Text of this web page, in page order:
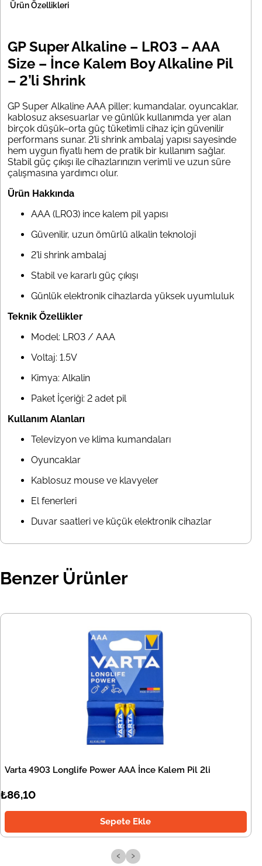
Ürün Özellikleri
GP Super Alkaline – LR03 – AAA
Size – İnce Kalem Boy Alkaline Pil
– 2’li Shrink
GP Super Alkaline AAA piller; kumandalar, oyuncaklar,
kablosuz aksesuarlar ve günlük kullanımda yer alan
birçok düşük–orta güç tüketimli cihaz için güvenilir
performans sunar. 2’li shrink ambalaj yapısı sayesinde
hem uygun fiyatlı hem de pratik bir kullanım sağlar.
Stabil güç çıkışı ile cihazlarınızın verimli ve uzun süre
çalışmasına yardımcı olur.
Ürün Hakkında
AAA (LR03) ince kalem pil yapısı
Güvenilir, uzun ömürlü alkalin teknoloji
2’li shrink ambalaj
Stabil ve kararlı güç çıkışı
Günlük elektronik cihazlarda yüksek uyumluluk
Teknik Özellikler
Model: LR03 / AAA
Voltaj: 1.5V
Kimya: Alkalin
Paket İçeriği: 2 adet pil
Kullanım Alanları
Televizyon ve klima kumandaları
Oyuncaklar
Kablosuz mouse ve klavyeler
El fenerleri
Duvar saatleri ve küçük elektronik cihazlar
Benzer Ürünler
Varta 4903 Longlife Power AAA İnce Kalem Pil 2li
₺86,10
Sepete Ekle
‹ ›